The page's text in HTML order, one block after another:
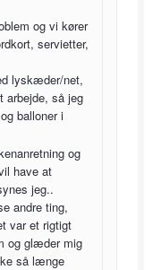
og vi kører
servietter,
lyskæder/net,
arbejde, så jeg
balloner i
og
have at
jeg..
andre ting,
var et rigtigt
og glæder mig
så længe